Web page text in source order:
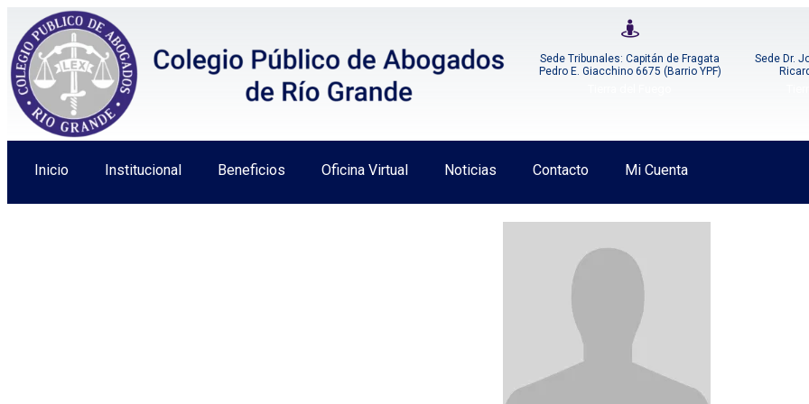
Sede Tribunales: Capitán de Fragata
Pedro E. Giacchino 6675 (Barrio YPF)
Sede Dr.
Inicio Institucional Beneficios Oficina Virtual Noticias Contacto Mi Cuenta